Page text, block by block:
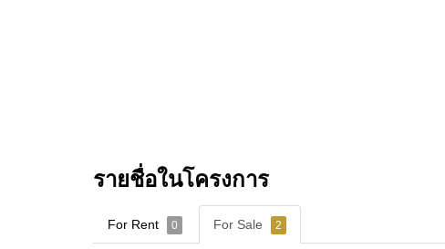
รายชื่อในโครงการ
For Rent 0 For Sale 2